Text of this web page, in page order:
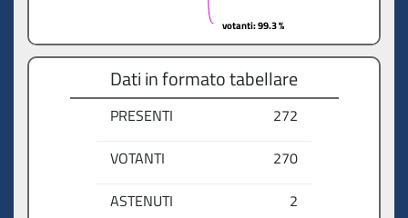
votanti: 99.3 %
votanti: 99.3 %
Dati in formato tabellare
PRESENTI
272
VOTANTI
270
ASTENUTI
2